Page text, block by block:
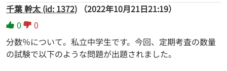
千葉 幹太 (id: 1372)
（2022年10月21日21:19）
0
0
分数％について。私立中学生です。今回、定期考査の数量
の試験で以下のような問題が出題されました。